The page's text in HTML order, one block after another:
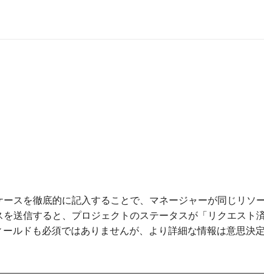
スを徹底的に記入することで、マネージャーが同じリソ
送信すると、プロジェクトのステータスが「リクエスト
ルドも必須ではありませんが、より詳細な情報は意思決